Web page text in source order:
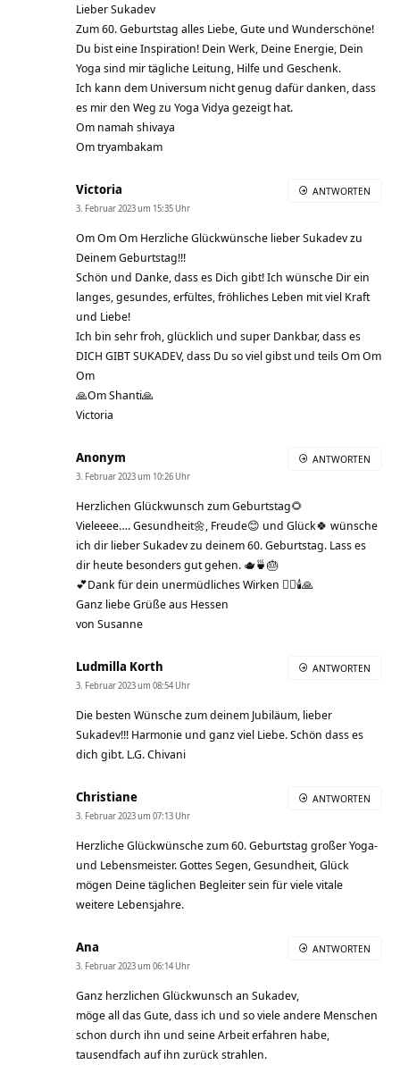
Lieber Sukadev
Zum 60. Geburtstag alles Liebe, Gute und Wunderschöne!
Du bist eine Inspiration! Dein Werk, Deine Energie, Dein
Yoga sind mir tägliche Leitung, Hilfe und Geschenk.
Ich kann dem Universum nicht genug dafür danken, dass
es mir den Weg zu Yoga Vidya gezeigt hat.
Om namah shivaya
Om tryambakam
Victoria
3. Februar 2023 um 15:35 Uhr
Om Om Om Herzliche Glückwünsche lieber Sukadev zu
Deinem Geburtstag!!!
Schön und Danke, dass es Dich gibt! Ich wünsche Dir ein
langes, gesundes, erfültes, fröhliches Leben mit viel Kraft
und Liebe!
Ich bin sehr froh, glücklich und super Dankbar, dass es
DICH GIBT SUKADEV, dass Du so viel gibst und teils Om Om
Om
🙏Om Shanti🙏
Victoria
ANTWORTEN
Anonym
3. Februar 2023 um 10:26 Uhr
Herzlichen Glückwunsch zum Geburtstag🌻
Vieleeee…. Gesundheit🌼, Freude😊 und Glück🍀 wünsche
ich dir lieber Sukadev zu deinem 60. Geburtstag. Lass es
dir heute besonders gut gehen. 🫖🍵🎂
💕Dank für dein unermüdliches Wirken 🧘‍♀️🕯️🙏
Ganz liebe Grüße aus Hessen
von Susanne
ANTWORTEN
Ludmilla Korth
3. Februar 2023 um 08:54 Uhr
Die besten Wünsche zum deinem Jubiläum, lieber
Sukadev!!! Harmonie und ganz viel Liebe. Schön dass es
dich gibt. L.G. Chivani
ANTWORTEN
Christiane
3. Februar 2023 um 07:13 Uhr
Herzliche Glückwünsche zum 60. Geburtstag großer Yoga-
und Lebensmeister. Gottes Segen, Gesundheit, Glück
mögen Deine täglichen Begleiter sein für viele vitale
weitere Lebensjahre.
ANTWORTEN
Ana
3. Februar 2023 um 06:14 Uhr
Ganz herzlichen Glückwunsch an Sukadev,
möge all das Gute, dass ich und so viele andere Menschen
schon durch ihn und seine Arbeit erfahren habe,
tausendfach auf ihn zurück strahlen.
ANTWORTEN